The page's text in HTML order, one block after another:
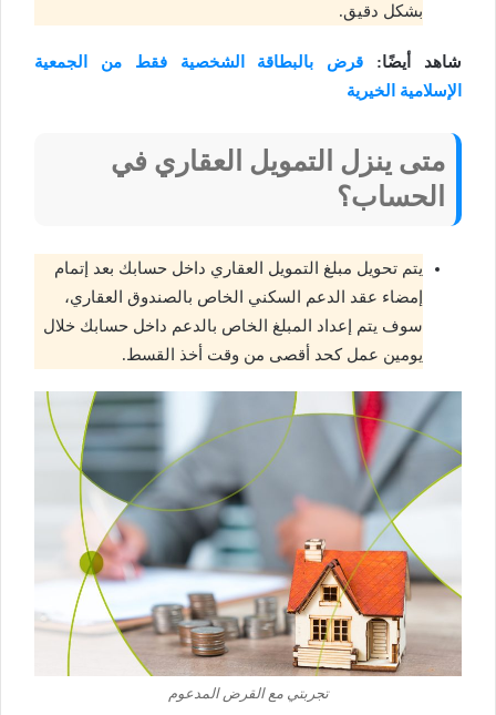
بشكل دقيق.
شاهد أيضًا: قرض بالبطاقة الشخصية فقط من الجمعية
الإسلامية الخيرية
متى ينزل التمويل العقاري في
الحساب؟
يتم تحويل مبلغ التمويل العقاري داخل حسابك بعد إتمام
إمضاء عقد الدعم السكني الخاص بالصندوق العقاري،
سوف يتم إعداد المبلغ الخاص بالدعم داخل حسابك خلال
يومين عمل كحد أقصى من وقت أخذ القسط.
تجربتي مع القرض المدعوم